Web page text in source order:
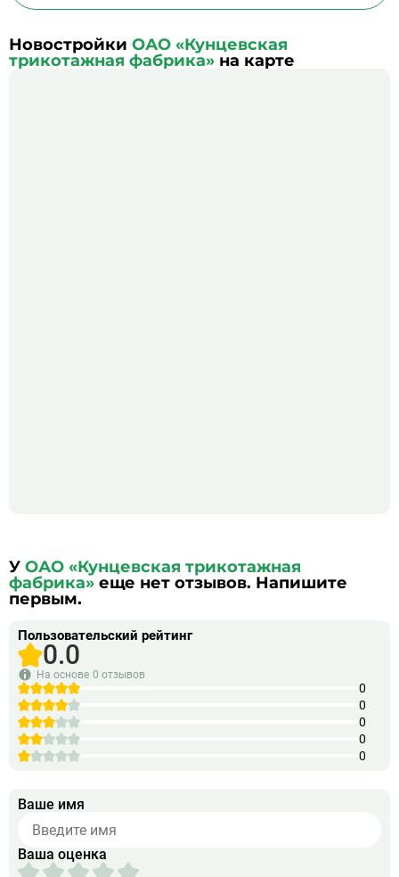
Новостройки ОАО «Кунцевская
трикотажная фабрика» на карте
У ОАО «Кунцевская трикотажная
фабрика» еще нет отзывов. Напишите
первым.
Пользовательский рейтинг
0.0
На основе 0 отзывов
0
0
0
0
0
Ваше имя
Ваша оценка